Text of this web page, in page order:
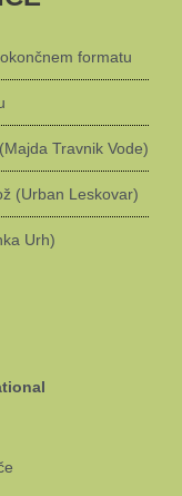
formatu
Travnik Vode)
(Urban Leskovar)
Urh)